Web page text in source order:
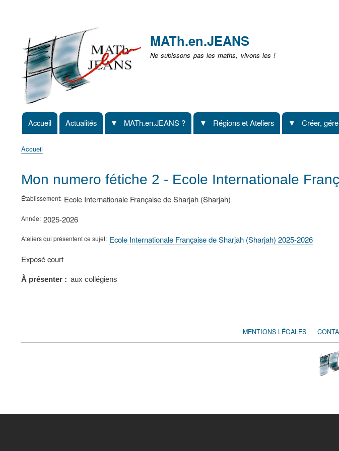
non
identifié
MATh.en.JEANS
Ne subissons pas les maths, vivons les !
Navigation
principale
Accueil Actualités MATh.en.JEANS ? Régions et Ateliers Créer,
d'Ariane
Accueil
Mon numero fétiche 2 - Ecole Internationale
Établissement Ecole Internationale Française de Sharjah (Sharjah)
Année 2025-2026
Ateliers qui présentent ce sujet Ecole Internationale Française de Sharjah (Sharjah) 2025-2026
Type
présentation
Exposé court
À présenter aux collégiens
FOOTER
MENTIONS LÉGALES